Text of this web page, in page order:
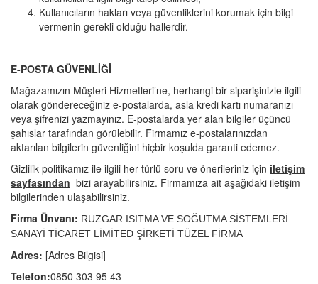
Kullanıcıların hakları veya güvenliklerini korumak için bilgi
vermenin gerekli olduğu hallerdir.
E-POSTA GÜVENLİĞİ
Mağazamızın Müşteri Hizmetleri’ne, herhangi bir siparişinizle ilgili
olarak göndereceğiniz e-postalarda, asla kredi kartı numaranızı
veya şifrenizi yazmayınız. E-postalarda yer alan bilgiler üçüncü
şahıslar tarafından görülebilir. Firmamız e-postalarınızdan
aktarılan bilgilerin güvenliğini hiçbir koşulda garanti edemez.
Gizlilik politikamız ile ilgili her türlü soru ve önerileriniz için iletişim
sayfasından bizi arayabilirsiniz. Firmamıza ait aşağıdaki iletişim
bilgilerinden ulaşabilirsiniz.
Firma Ünvanı: RUZGAR ISITMA VE SOĞUTMA SİSTEMLERİ
SANAYİ TİCARET LİMİTED ŞİRKETİ TÜZEL FİRMA
Adres: [Adres Bilgisi]
Telefon:0850 303 95 43